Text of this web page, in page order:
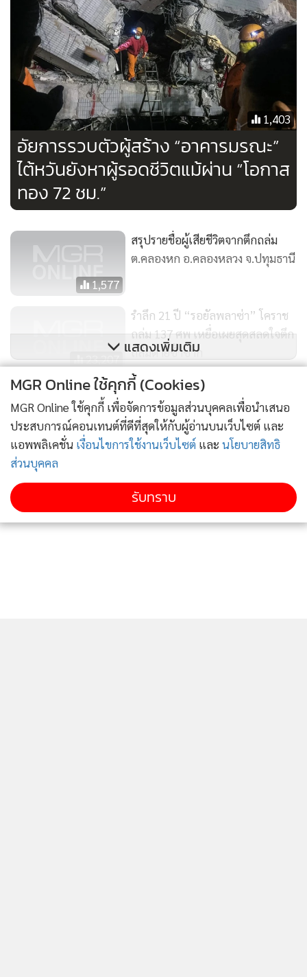
1,403
อัยการรวบตัวผู้สร้าง “อาคารมรณะ”
ไต้หวันยังหาผู้รอดชีวิตแม้ผ่าน “โอกาส
ทอง 72 ชม.”
1,577
สรุปรายชื่อผู้เสียชีวิตจากตึกถล่ม
ต.คลองหก อ.คลองหลวง จ.ปทุมธานี
23,207
รำลึก 21 ปี “รอยัลพลาซ่า” โคราช
ถล่ม 137 ศพ เหยื่อเผยสุดสลดใจตึก
ถล่มตายซ้ำซาก
3,144
อุบัติภัย “ยูเพลส” ถล่ม แรงงาน
สังเวยทุนไร้ความรับผิดชอบ
โศกนาฏกรรมไม่รู้จบของ
ประเทศไทย
แสดงเพิ่มเติม
MGR Online ใช้คุกกี้ (Cookies)
MGR Online ใช้คุกกี้ เพื่อจัดการข้อมูลส่วนบุคคลเพื่อนำเสนอ
ประสบการณ์คอนเทนต์ที่ดีที่สุดให้กับผู้อ่านบนเว็บไซต์ และ
แอพพลิเคชั่น เงื่อนไขการใช้งานเว็บไซต์ และ นโยบายสิทธิ
ส่วนบุคคล
รับทราบ